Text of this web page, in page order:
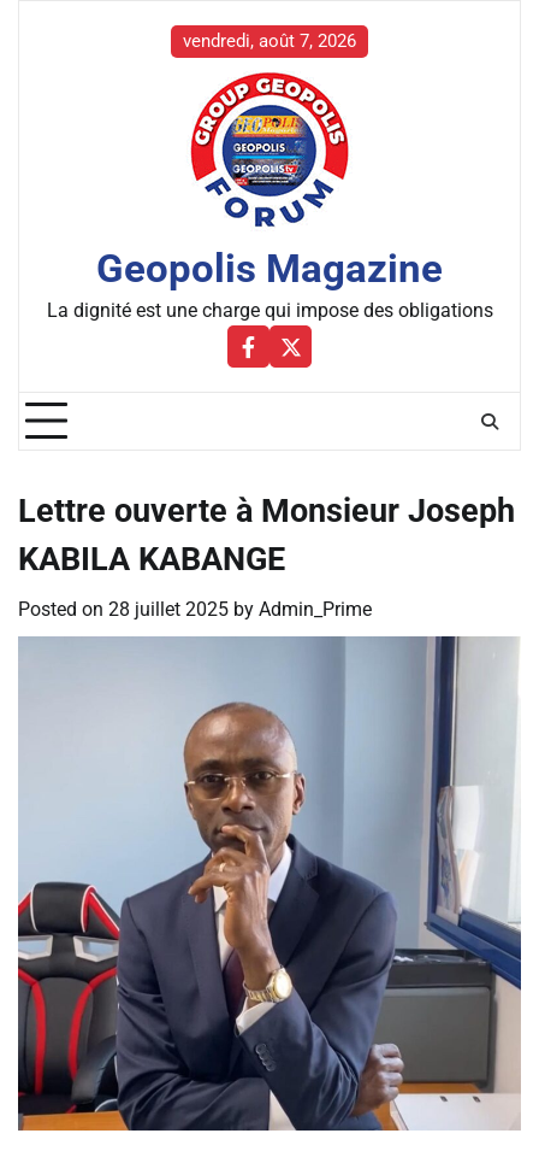
vendredi, août 7, 2026
Geopolis Magazine
La dignité est une charge qui impose des obligations
Facebbok
X
Lettre ouverte à Monsieur Joseph
KABILA KABANGE
Posted on 28 juillet 2025 by Admin_Prime